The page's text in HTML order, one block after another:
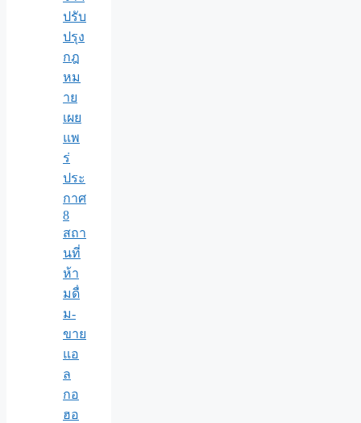
ปรับ
ปรุง
กฎ
หม
าย
เผย
แพ
ร่
ประ
กาศ
8
สถา
นที่
ห้า
มดื่
ม-
ขาย
แอ
ล
กอ
ฮอ